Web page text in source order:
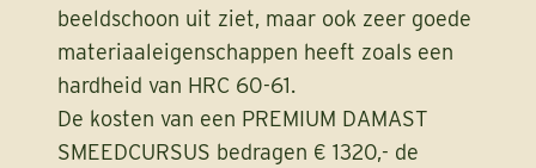
beeldschoon uit ziet, maar ook zeer goede
materiaaleigenschappen heeft zoals een
hardheid van HRC 60-61.
De kosten van een PREMIUM DAMAST
SMEEDCURSUS bedragen € 1320,- de